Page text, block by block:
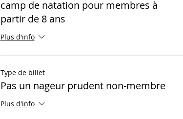
camp de natation pour membres à
partir de 8 ans
Plus d'info
Type de billet
Pas un nageur prudent non-membre
Plus d'info